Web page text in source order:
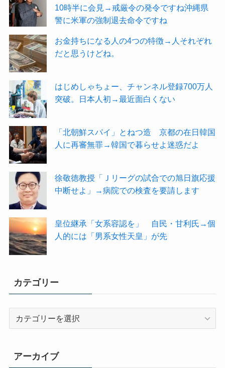
10時半に会見→戒厳令の発令ですね沖縄県
警に米軍の強制退去命令ですね
お金持ちになる人の4つの特徴→人それぞれ
だと思うけどね。
はじめしゃちょー、チャンネル登録700万人
突破。日本人初→最近面白くない
「北朝鮮スパイ」とねつ造 京都の在日韓国
人に再審無罪→韓国で暮らせよ迷惑だよ
徐敬徳教授「Ｊリーグの試合での旭日旗応援
中断せよ」→病院での検査を要請します
皇位継承「女系容認を」 自民・甘利氏→個
人的には「男系女性天皇」が先
カテゴリー
リ
ー
アーカイブ